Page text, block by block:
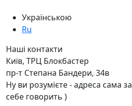
Українською
Ru
Наші контакти
Київ, ТРЦ Блокбастер
пр-т Степана Бандери, 34в
Ну ви розумієте - адреса сама за
себе говорить )